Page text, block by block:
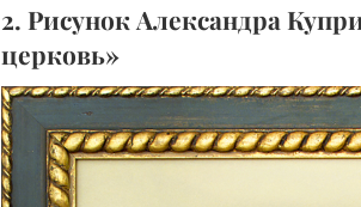
2. Рисунок Александра
церковь»